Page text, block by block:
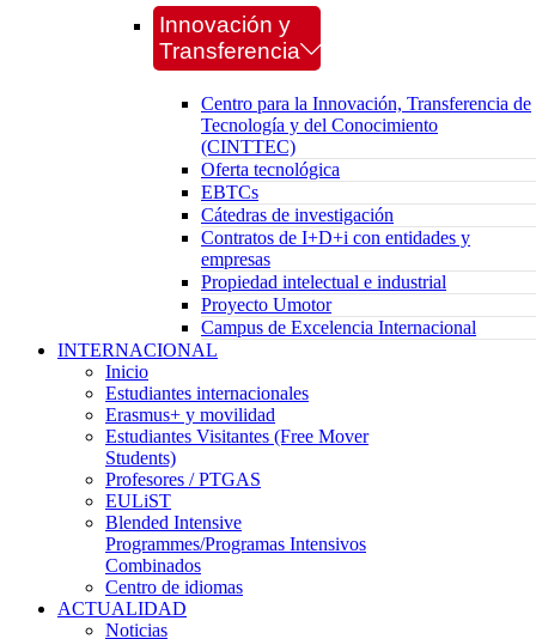
Innovación y
Transferencia
Centro para la Innovación, Transferencia de
Tecnología y del Conocimiento
(CINTTEC)
Oferta tecnológica
EBTCs
Cátedras de investigación
Contratos de I+D+i con entidades y
empresas
Propiedad intelectual e industrial
Proyecto Umotor
Campus de Excelencia Internacional
INTERNACIONAL
Inicio
Estudiantes internacionales
Erasmus+ y movilidad
Estudiantes Visitantes (Free Mover
Students)
Profesores / PTGAS
EULiST
Blended Intensive
Programmes/Programas Intensivos
Combinados
Centro de idiomas
ACTUALIDAD
Noticias